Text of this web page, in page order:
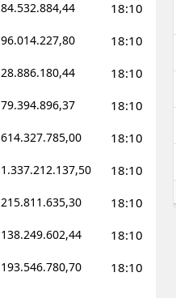
84.532.884,44 18:10
96.014.227,80 18:10
28.886.180,44 18:10
79.394.896,37 18:10
614.327.785,00 18:10
1.337.212.137,50 18:10
215.811.635,30 18:10
138.249.602,44 18:10
193.546.780,70 18:10